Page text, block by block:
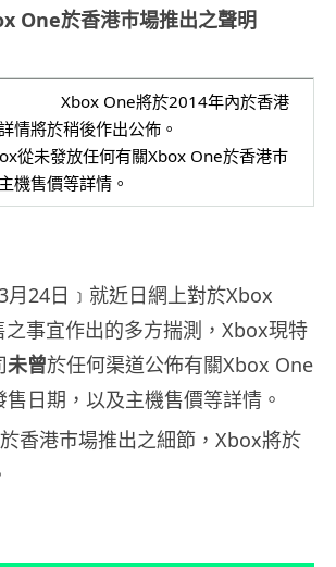
One於香港巿場推出之聲明
One將於2014年內於香港
情將於稍後作出公佈。
放任何有關Xbox One於香港巿
機售價等詳情。
月24日﹞就近日網上對於Xbox
事宜作出的多方揣測，Xbox現特
未曾於任何渠道公佈有關Xbox One
日期，以及主機售價等詳情。
香港巿場推出之細節，Xbox將於